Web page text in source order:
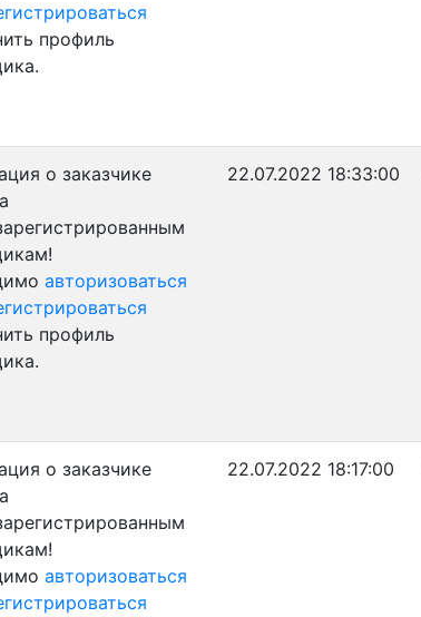
профиль
о заказчике
авторизоваться
профиль
22.07.2022 18:33:00
о заказчике
авторизоваться
22.07.2022 18:17:00